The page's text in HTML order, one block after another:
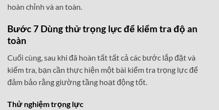
hoàn chỉnh và an toàn.
Bước 7 Dùng thử trọng lực để kiểm tra độ an
toàn
Cuối cùng, sau khi đã hoàn tất tất cả các bước lắp đặt và
kiểm tra, bạn cần thực hiện một bài kiểm tra trọng lực để
đảm bảo rằng giường tầng hoạt động tốt.
Thử nghiệm trọng lực